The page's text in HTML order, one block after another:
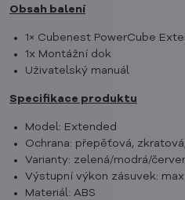
Obsah balení
1× Cubenest PowerCube
1x Montážní dok
Uživatelský manuál
Specifikace produktu
Model: Extended
Ochrana: přepěťová,
Varianty: zelená/modrá/
Výstupní výkon zásuvek:
Materiál: ABS